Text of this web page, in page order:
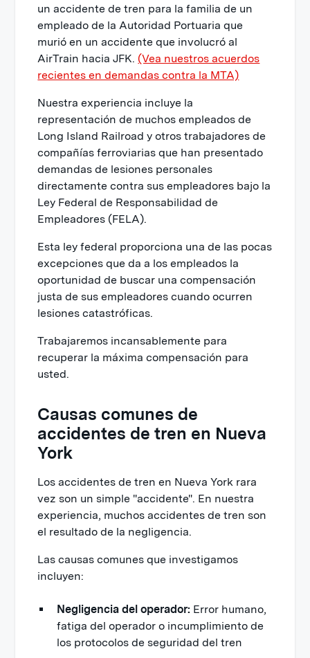
un accidente de tren para la familia de un
empleado de la Autoridad Portuaria que
murió en un accidente que involucró al
AirTrain hacia JFK. (Vea nuestros acuerdos
recientes en demandas contra la MTA)
Nuestra experiencia incluye la
representación de muchos empleados de
Long Island Railroad y otros trabajadores de
compañías ferroviarias que han presentado
demandas de lesiones personales
directamente contra sus empleadores bajo la
Ley Federal de Responsabilidad de
Empleadores (FELA).
Esta ley federal proporciona una de las pocas
excepciones que da a los empleados la
oportunidad de buscar una compensación
justa de sus empleadores cuando ocurren
lesiones catastróficas.
Trabajaremos incansablemente para
recuperar la máxima compensación para
usted.
Causas comunes de
accidentes de tren en Nueva
York
Los accidentes de tren en Nueva York rara
vez son un simple "accidente". En nuestra
experiencia, muchos accidentes de tren son
el resultado de la negligencia.
Las causas comunes que investigamos
incluyen:
Negligencia del operador: Error humano,
fatiga del operador o incumplimiento de
los protocolos de seguridad del tren